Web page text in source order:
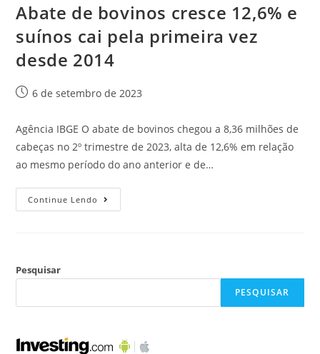
Abate de bovinos cresce 12,6% e
suínos cai pela primeira vez
desde 2014
6 de setembro de 2023
Agência IBGE O abate de bovinos chegou a 8,36 milhões de
cabeças no 2º trimestre de 2023, alta de 12,6% em relação
ao mesmo período do ano anterior e de…
Continue Lendo
Pesquisar
PESQUISAR